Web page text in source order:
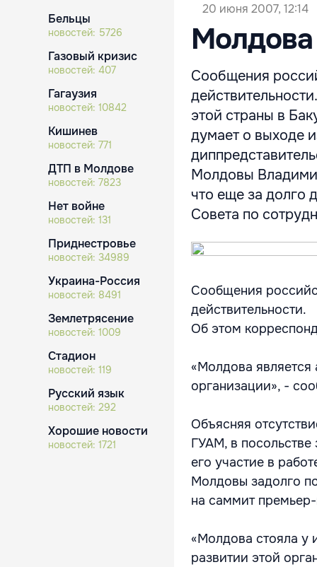
Бельцы
новостей: 5726
Газовый кризис
новостей: 407
Гагаузия
новостей: 10842
Кишинев
новостей: 771
ДТП в Молдове
новостей: 7823
Нет войне
новостей: 131
Приднестровье
новостей: 34989
Украина-Россия
новостей: 8491
Землетрясение
новостей: 1009
Стадион
новостей: 119
Русский язык
новостей: 292
Хорошие новости
новостей: 1721
20 июня 2007, 12:14
Сообщения
этой страны в
думает о выходе
Молдовы
что еще за долго
Совета по
Сообщения
действительности.
Об этом
«Молдова
организации», -
Объясняя
ГУАМ, в
его участие в
Молдовы задолго
на саммит
«Молдова стояла у
развитии этой